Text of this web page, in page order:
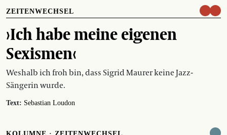
ZEITENWECHSEL
›Ich habe meine eigenen
Sexismen‹
Weshalb ich froh bin, dass Sigrid Maurer keine Jazz-
Sängerin wurde.
Text: Sebastian Loudon